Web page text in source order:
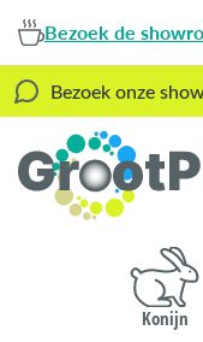
Bezoek de
Bezoek onze
Konijn